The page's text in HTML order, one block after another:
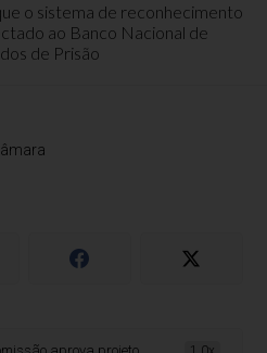
o sistema de reconhecimento
ao Banco Nacional de
de Prisão